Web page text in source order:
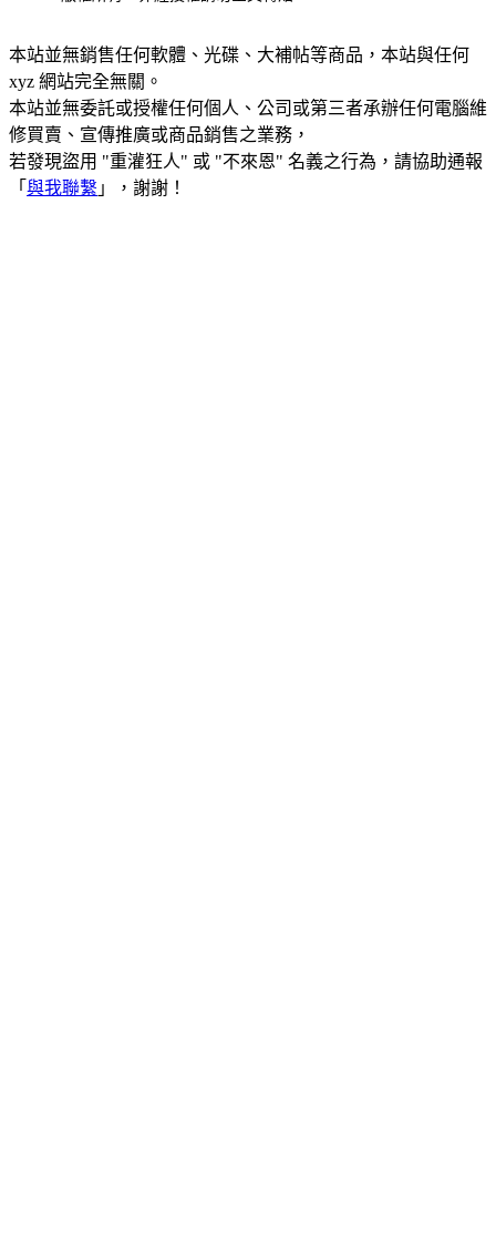
本站並無銷售任何軟體、光碟、大補帖等商品，本站與任何
xyz 網站完全無關。
本站並無委託或授權任何個人、公司或第三者承辦任何電腦維
修買賣、宣傳推廣或商品銷售之業務，
若發現盜用 "重灌狂人" 或 "不來恩" 名義之行為，請協助通報
「 與我聯繫 」，謝謝！